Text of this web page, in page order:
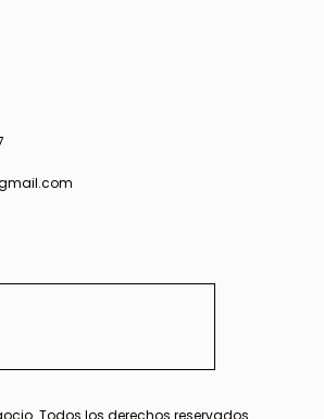
. Todos los derechos reservados.